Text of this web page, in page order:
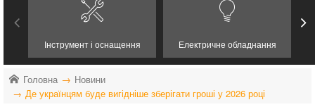
Інструмент і оснащення Електричне обладнання
Головна
Новини
Де українцям буде вигідніше зберігати гроші у 2026 році